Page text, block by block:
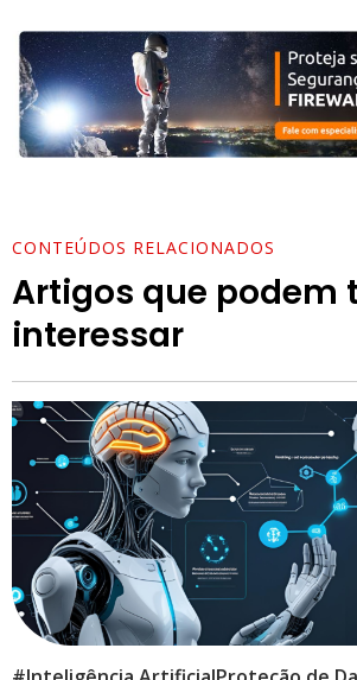
CONTEÚDOS RELACIONADOS
Artigos que podem
interessar